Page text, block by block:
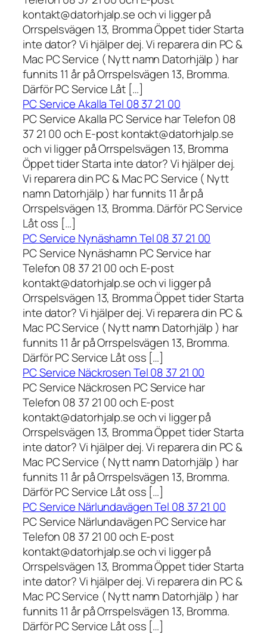
kontakt@datorhjalp.se och vi ligger på
Orrspelsvägen 13, Bromma Öppet tider Starta
inte dator? Vi hjälper dej. Vi reparera din PC &
Mac PC Service ( Nytt namn Datorhjälp ) har
funnits 11 år på Orrspelsvägen 13, Bromma.
Därför PC Service Låt […]
PC Service Akalla Tel 08 37 21 00
PC Service Akalla PC Service har Telefon 08
37 21 00 och E-post kontakt@datorhjalp.se
och vi ligger på Orrspelsvägen 13, Bromma
Öppet tider Starta inte dator? Vi hjälper dej.
Vi reparera din PC & Mac PC Service ( Nytt
namn Datorhjälp ) har funnits 11 år på
Orrspelsvägen 13, Bromma. Därför PC Service
Låt oss […]
PC Service Nynäshamn Tel 08 37 21 00
PC Service Nynäshamn PC Service har
Telefon 08 37 21 00 och E-post
kontakt@datorhjalp.se och vi ligger på
Orrspelsvägen 13, Bromma Öppet tider Starta
inte dator? Vi hjälper dej. Vi reparera din PC &
Mac PC Service ( Nytt namn Datorhjälp ) har
funnits 11 år på Orrspelsvägen 13, Bromma.
Därför PC Service Låt oss […]
PC Service Näckrosen Tel 08 37 21 00
PC Service Näckrosen PC Service har
Telefon 08 37 21 00 och E-post
kontakt@datorhjalp.se och vi ligger på
Orrspelsvägen 13, Bromma Öppet tider Starta
inte dator? Vi hjälper dej. Vi reparera din PC &
Mac PC Service ( Nytt namn Datorhjälp ) har
funnits 11 år på Orrspelsvägen 13, Bromma.
Därför PC Service Låt oss […]
PC Service Närlundavägen Tel 08 37 21 00
PC Service Närlundavägen PC Service har
Telefon 08 37 21 00 och E-post
kontakt@datorhjalp.se och vi ligger på
Orrspelsvägen 13, Bromma Öppet tider Starta
inte dator? Vi hjälper dej. Vi reparera din PC &
Mac PC Service ( Nytt namn Datorhjälp ) har
funnits 11 år på Orrspelsvägen 13, Bromma.
Därför PC Service Låt oss […]